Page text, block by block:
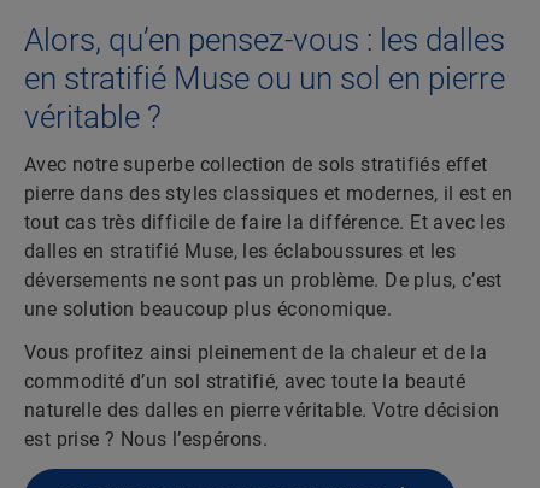
Alors, qu’en pensez-vous : les dalles
en stratifié Muse ou un sol en pierre
véritable ?
Avec notre superbe collection de sols stratifiés effet
pierre dans des styles classiques et modernes, il est en
tout cas très difficile de faire la différence. Et avec les
dalles en stratifié Muse, les éclaboussures et les
déversements ne sont pas un problème. De plus, c’est
une solution beaucoup plus économique.
Vous profitez ainsi pleinement de la chaleur et de la
commodité d’un sol stratifié, avec toute la beauté
naturelle des dalles en pierre véritable. Votre décision
est prise ? Nous l’espérons.